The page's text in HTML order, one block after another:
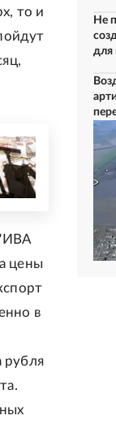
то и
цены
в
рубля
Не
для